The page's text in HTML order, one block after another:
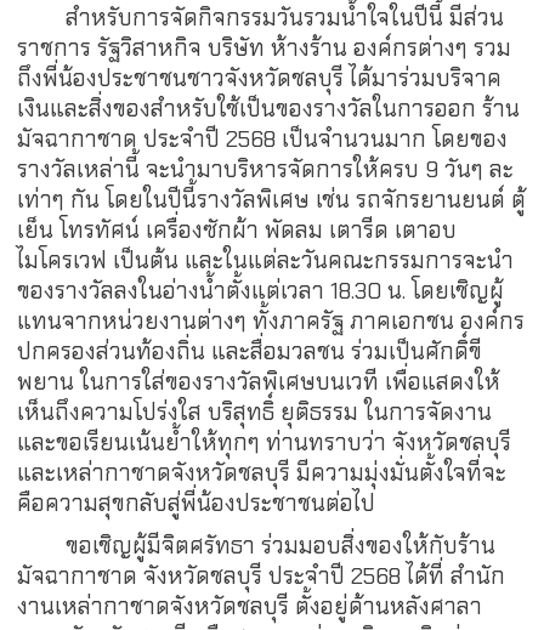
สำหรับการจัดกิจกรรมวันรวมน้ำใจในปีนี้ มีส่วน
ราชการ รัฐวิสาหกิจ บริษัท ห้างร้าน องค์กรต่างๆ รวม
ถึงพี่น้องประชาชนชาวจังหวัดชลบุรี ได้มาร่วมบริจาค
เงินและสิ่งของสำหรับใช้เป็นของรางวัลในการออก ร้าน
มัจฉากาชาด ประจำปี 2568 เป็นจำนวนมาก โดยของ
รางวัลเหล่านี้ จะนำมาบริหารจัดการให้ครบ 9 วันๆ ละ
เท่าๆ กัน โดยในปีนี้รางวัลพิเศษ เช่น รถจักรยานยนต์ ตู้
เย็น โทรทัศน์ เครื่องซักผ้า พัดลม เตารีด เตาอบ
ไมโครเวฟ เป็นต้น และในแต่ละวันคณะกรรมการจะนำ
ของรางวัลลงในอ่างน้ำตั้งแต่เวลา 18.30 น. โดยเชิญผู้
แทนจากหน่วยงานต่างๆ ทั้งภาครัฐ ภาคเอกชน องค์กร
ปกครองส่วนท้องถิ่น และสื่อมวลชน ร่วมเป็นศักดิ์ขี
พยาน ในการใส่ของรางวัลพิเศษบนเวที เพื่อแสดงให้
เห็นถึงความโปร่งใส บริสุทธิ์ ยุติธรรม ในการจัดงาน
และขอเรียนเน้นย้ำให้ทุกๆ ท่านทราบว่า จังหวัดชลบุรี
และเหล่ากาชาดจังหวัดชลบุรี มีความมุ่งมั่นตั้งใจที่จะ
คือความสุขกลับสู่พี่น้องประชาชนต่อไป
ขอเชิญผู้มีจิตศรัทธา ร่วมมอบสิ่งของให้กับร้าน
มัจฉากาชาด จังหวัดชลบุรี ประจำปี 2568 ได้ที่ สำนัก
งานเหล่ากาชาดจังหวัดชลบุรี ตั้งอยู่ด้านหลังศาลา